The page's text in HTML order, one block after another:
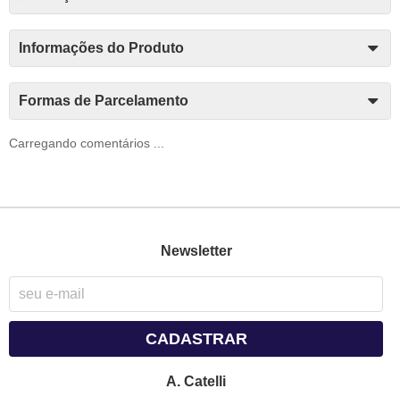
Informações do Produto
Formas de Parcelamento
Carregando comentários ...
Newsletter
CADASTRAR
A. Catelli